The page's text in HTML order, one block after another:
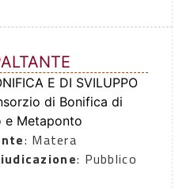
E DI SVILUPPO
di Bonifica di
e Metaponto
: Matera
: Pubblico